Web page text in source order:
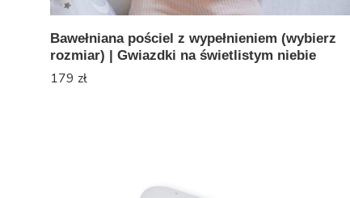
Bawełniana pościel z wypełnieniem (wybierz
rozmiar) | Gwiazdki na świetlistym niebie
179 zł